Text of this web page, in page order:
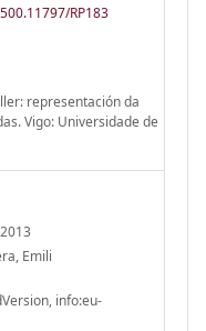
RP183
representación da
Vigo: Universidade de
2013
Emili
info:eu-